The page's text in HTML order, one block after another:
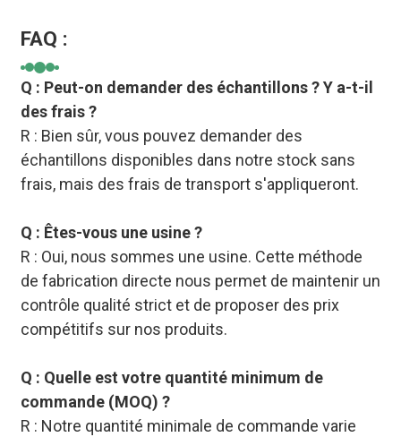
FAQ :
Q : Peut-on demander des échantillons ? Y a-t-il
des frais ?
R : Bien sûr, vous pouvez demander des
échantillons disponibles dans notre stock sans
frais, mais des frais de transport s'appliqueront.
Q : Êtes-vous une usine ?
R : Oui, nous sommes une usine. Cette méthode
de fabrication directe nous permet de maintenir un
contrôle qualité strict et de proposer des prix
compétitifs sur nos produits.
Q : Quelle est votre quantité minimum de
commande (MOQ) ?
R : Notre quantité minimale de commande varie